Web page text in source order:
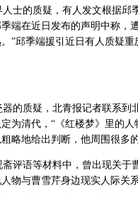
的质疑，有人发文根据邱
端在近日发布的声明中称，
邱季端援引近日有人质疑
质疑，北青报记者联系到
为清代，“《红楼梦》里的
略地给出判断，他周围很多
语等材料中，曾出现关于
物与曹雪芹身边现实人际关